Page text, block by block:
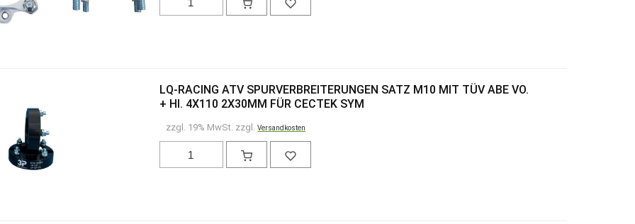
LQ-RACING ATV SPURVERBREITERUNGEN SATZ M10 MIT TÜV ABE VO.
+ HI. 4X110 2X30MM FÜR CECTEK SYM
zzgl. 19% MwSt. zzgl.Versandkosten